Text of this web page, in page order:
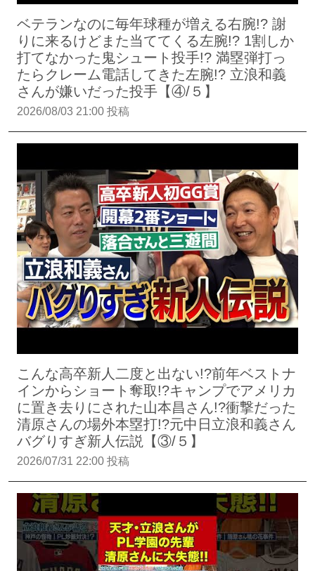
ベテランなのに毎年球種が増える右腕!? 謝
りに来るけどまた当ててくる左腕!? 1割しか
打てなかった鬼シュート投手!? 満塁弾打っ
たらクレーム電話してきた左腕!? 立浪和義
さんが嫌いだった投手【④/５】
2026/08/03 21:00 投稿
こんな高卒新人二度と出ない!?前年ベストナ
インからショート奪取!?キャンプでアメリカ
に置き去りにされた山本昌さん!?衝撃だった
清原さんの場外本塁打!?元中日立浪和義さん
バグりすぎ新人伝説【③/５】
2026/07/31 22:00 投稿